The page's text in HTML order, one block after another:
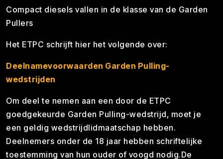
Compact diesels vallen in de klasse van de Garden
Pullers
Het ETPC schrijft hier het volgende over:
Deelnamevoorwaarden Garden Pulling-
wedstrijden
Om deel te nemen aan een door de ETPC
goedgekeurde Garden Pulling-wedstrijd, moet je
een geldig wedstrijdlidmaatschap hebben.
Deelnemers onder de 18 jaar hebben schriftelijke
toestemming van hun ouder of voogd nodig.De